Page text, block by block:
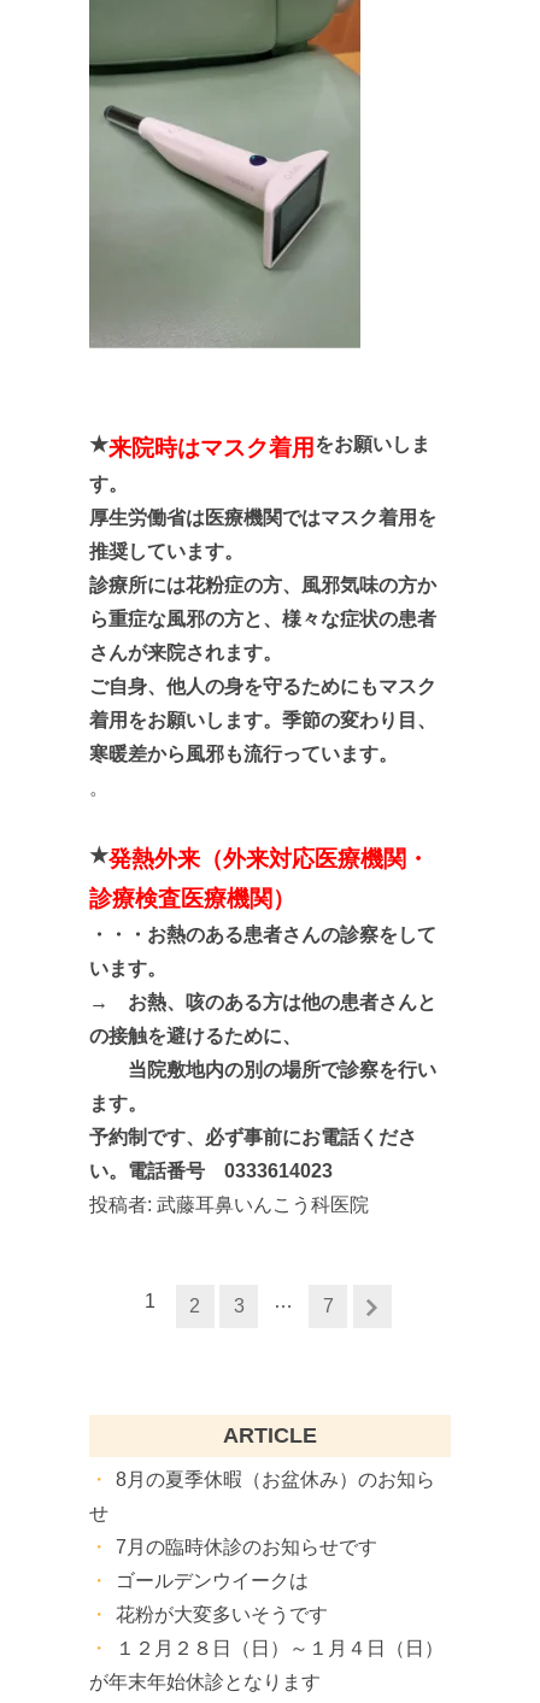
★来院時はマスク着用 をお願いしま
す。
厚生労働省は医療機関ではマスク着用を
推奨しています。
診療所には花粉症の方、風邪気味の方か
ら重症な風邪の方と、 様々な症状の患者
さんが来院されます。
ご自身、他人の身を守るためにもマスク
着用をお願いします。季節の変わり目、
寒暖差から風邪も流行っています。
。
★発熱外来（外来対応医療機関・
診療検査医療機関）
・・・ お熱のある患者さんの診察をして
います。
→ お熱、咳のある方は他の患者さんと
の接触を避けるために、
当院敷地内の別の場所で診察を行い
ます。
予約制です、必ず事前にお電話くださ
い。電話番号 0333614023
投稿者: 武藤耳鼻いんこう科医院
1 2 3 … 7
ARTICLE
8月の夏季休暇（お盆休み）のお知ら
せ
7月の臨時休診のお知らせです
ゴールデンウイークは
花粉が大変多いそうです
１２月２８日（日）～１月４日（日）
が年末年始休診となります